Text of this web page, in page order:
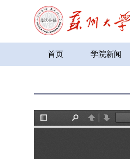
首页 学院新闻